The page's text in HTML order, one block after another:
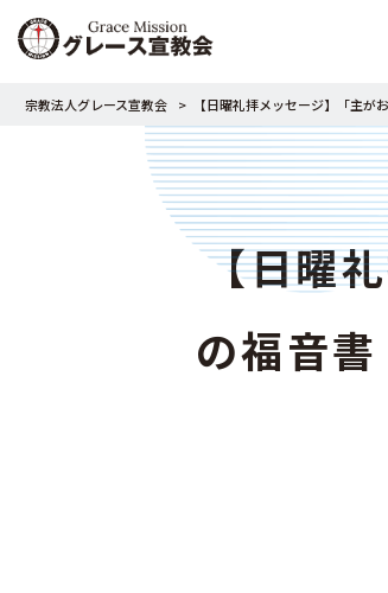
宗教法人グレース宣教会 > 【日曜礼拝メッセージ】「主が
【日曜
の福音